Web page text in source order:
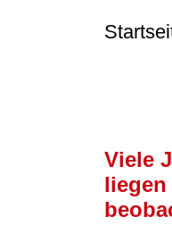
Viele